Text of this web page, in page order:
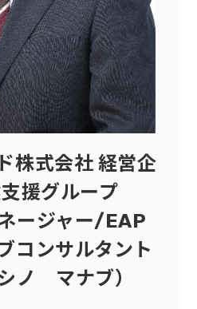
株式会社 経営企
援グループ
ージャー/EAP
コンサルタント
ノ マナブ）